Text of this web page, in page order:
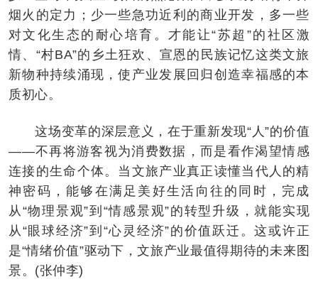
烟火的定力；少一些急功近利的商业开发，多一些
对文化生态的耐心培育。才能让“苏超”的社区激
情、“村BA”的乡土狂欢、宣恩的民族记忆这类文旅
新物种持续涌现，使产业发展回归创造幸福感的本
质初心。
这场变革的深层意义，在于重新发现“人”的价值
——不再将游客视为消费数据，而是看作渴望情感
连接的生命个体。当文旅产业真正读懂当代人的精
神密码，能够在满足美好生活向往的同时，完成
从“物理景观”到“情感景观”的转型升级，就能实现
从“眼球经济”到“心灵经济”的价值跃迁。这或许正
是“情绪价值”驱动下，文旅产业最值得期待的未来图
景。(张仲李)